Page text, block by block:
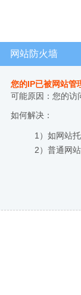
网站防火墙
您的IP已被网站管
可能原因：您的访
如何解决：
1）如网站
2）普通网